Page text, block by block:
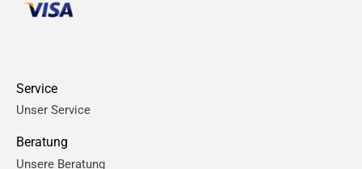
Service
Unser Service
Beratung
Unsere Beratung